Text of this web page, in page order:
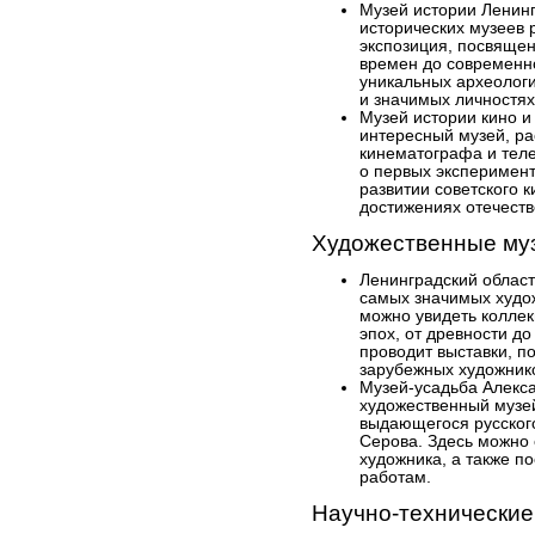
Музей истории
исторических музеев
экспозиция,
времен до
уникальных
и значимых
Музей истории кино
интересный музей,
кинематографа и
о первых
развитии
достижениях
Художественные
Ленинградский
самых значимых
можно увидеть
эпох, от древности
проводит выставки,
зарубежных
Музей-усадьба
художественный
выдающегося
Серова. Здесь можно
художника, а также
работам.
Научно-